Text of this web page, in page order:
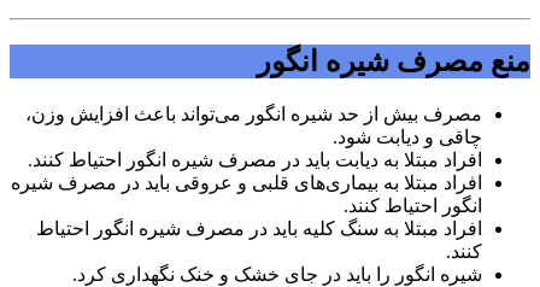
منع مصرف شیره انگور
مصرف بیش از حد شیره انگور می‌تواند باعث افزایش وزن،
چاقی و دیابت شود.
افراد مبتلا به دیابت باید در مصرف شیره انگور احتیاط کنند.
افراد مبتلا به بیماری‌های قلبی و عروقی باید در مصرف شیره
انگور احتیاط کنند.
افراد مبتلا به سنگ کلیه باید در مصرف شیره انگور احتیاط
کنند.
شیره انگور را باید در جای خشک و خنک نگهداری کرد.